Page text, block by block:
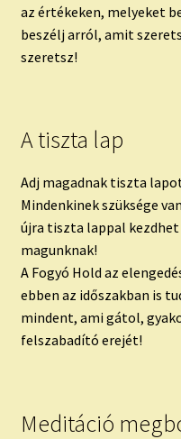
az értékeken, melyeket
beszélj arról, amit
szeretsz!
A tiszta lap
Adj magadnak tiszta
Mindenkinek szüksége
újra tiszta lappal
magunknak!
A Fogyó Hold az
ebben az időszakban is
mindent, ami gátol,
felszabadító erejét!
Meditáció